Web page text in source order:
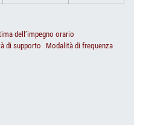
dell’impegno orario
di supporto
Modalità di frequenza